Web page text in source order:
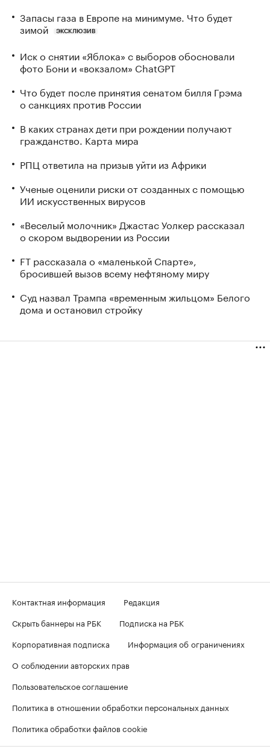
Запасы газа в Европе на минимуме. Что будет
зимой
ЭКСКЛЮЗИВ
Иск о снятии «Яблока» с выборов обосновали
фото Бони и «вокзалом» ChatGPT
Что будет после принятия сенатом билля Грэма
о санкциях против России
В каких странах дети при рождении получают
гражданство. Карта мира
РПЦ ответила на призыв уйти из Африки
Ученые оценили риски от созданных с помощью
ИИ искусственных вирусов
«Веселый молочник» Джастас Уолкер рассказал
о скором выдворении из России
FT рассказала о «маленькой Спарте»,
бросившей вызов всему нефтяному миру
Суд назвал Трампа «временным жильцом» Белого
дома и остановил стройку
Контактная информация
Редакция
Скрыть баннеры на РБК
Подписка на РБК
Корпоративная подписка
Информация об ограничениях
О соблюдении авторских прав
Пользовательское соглашение
Политика в отношении обработки персональных данных
Политика обработки файлов cookie